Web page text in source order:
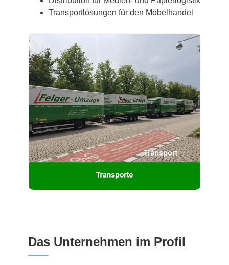
Transportlösungen für den Möbelhandel
Das Unternehmen im Profil